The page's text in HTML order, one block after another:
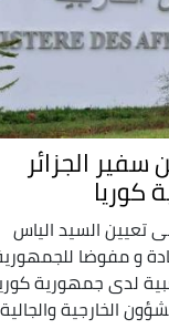
الجزائر
كوريا
تعيين السيد الياس
و مفوضا
لدى جمهورية
الخارجية والجالية